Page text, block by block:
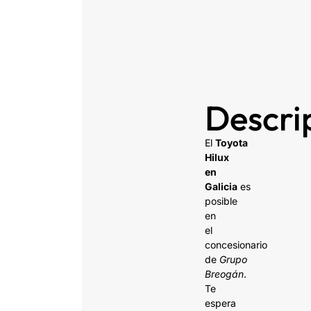
El Toyota
Hilux
en
Galiciaes
posible
en
el
concesionario
de Grupo
Breogán.
Te
espera